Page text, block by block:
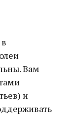
Вам
и